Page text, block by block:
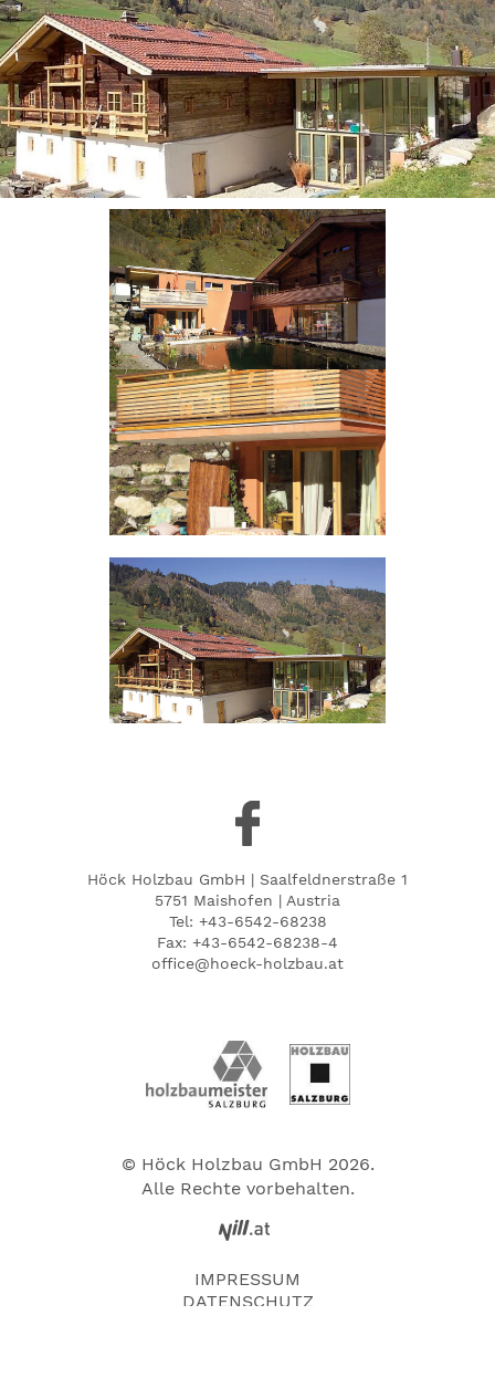
Höck Holzbau GmbH | Saalfeldnerstraße 1
5751 Maishofen | Austria
Tel: +43-6542-68238
Fax: +43-6542-68238-4
office@hoeck-holzbau.at
© Höck Holzbau GmbH 2026.
Alle Rechte vorbehalten.
IMPRESSUM
DATENSCHUTZ